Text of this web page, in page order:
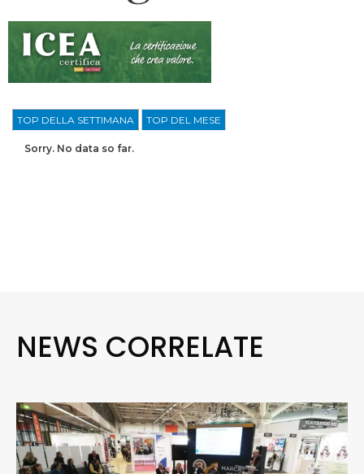
TOP DELLA SETTIMANA TOP DEL MESE
Sorry. No data so far.
NEWS CORRELATE